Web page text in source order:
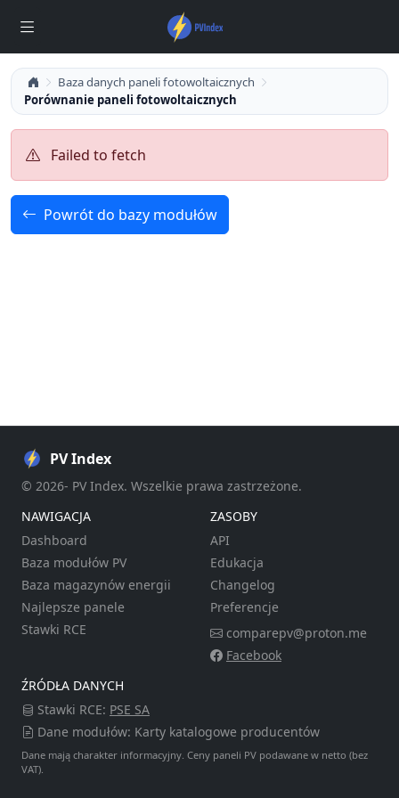
Baza danych paneli fotowoltaicznych
Porównanie paneli fotowoltaicznych
Failed to fetch
Powrót do bazy modułów
PV Index
© 2026- PV Index. Wszelkie prawa zastrzeżone.
NAWIGACJA
Dashboard
Baza modułów PV
Baza magazynów energii
Najlepsze panele
Stawki RCE
ZASOBY
API
Edukacja
Changelog
Preferencje
comparepv@proton.me
Facebook
ŹRÓDŁA DANYCH
Stawki RCE: PSE SA
Dane modułów: Karty katalogowe producentów
Dane mają charakter informacyjny. Ceny paneli PV podawane w netto (bez
VAT).